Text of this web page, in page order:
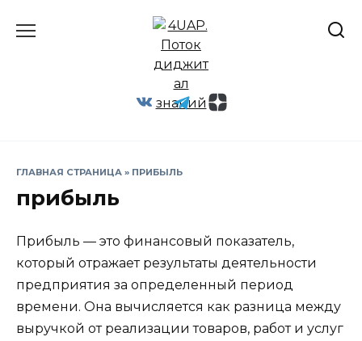
ГЛАВНАЯ СТРАНИЦА » ПРИБЫЛЬ
прибыль
Прибыль — это финансовый показатель,
который отражает результаты деятельности
предприятия за определенный период
времени. Она вычисляется как разница между
выручкой от реализации товаров, работ и услуг